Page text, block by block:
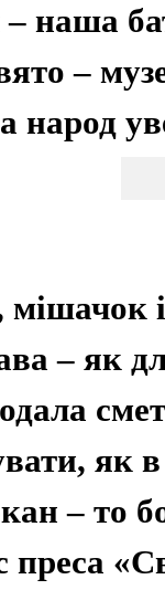
наша
–
народ
– як
як
– то